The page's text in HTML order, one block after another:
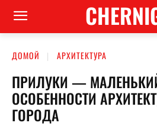
ДОМОЙ АРХИТЕКТУРА
ПРИЛУКИ —
ОСОБЕННОСТИ
ГОРОДА